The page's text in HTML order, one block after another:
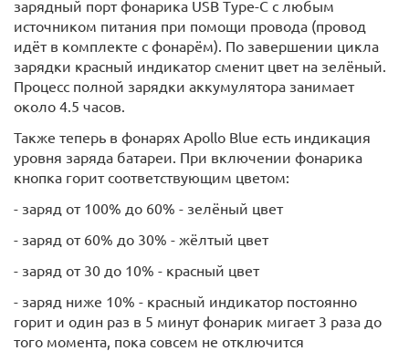
зарядный порт фонарика USB Type-C с любым
источником питания при помощи провода (провод
идёт в комплекте с фонарём). По завершении цикла
зарядки красный индикатор сменит цвет на зелёный.
Процесс полной зарядки аккумулятора занимает
около 4.5 часов.
Также теперь в фонарях Apollo Blue есть индикация
уровня заряда батареи. При включении фонарика
кнопка горит соответствующим цветом:
- заряд от 100% до 60% - зелёный цвет
- заряд от 60% до 30% - жёлтый цвет
- заряд от 30 до 10% - красный цвет
- заряд ниже 10% - красный индикатор постоянно
горит и один раз в 5 минут фонарик мигает 3 раза до
того момента, пока совсем не отключится